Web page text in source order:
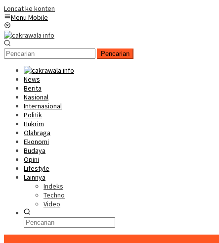
Loncat ke konten
Menu Mobile
Pencarian
News
Berita
Nasional
Internasional
Politik
Hukrim
Olahraga
Ekonomi
Budaya
Opini
Lifestyle
Lainnya
Indeks
Techno
Video